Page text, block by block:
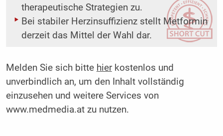
therapeutische Strategien zu.
Bei stabiler Herzinsuffizienz stellt Metformin
derzeit das Mittel der Wahl dar.
Melden Sie sich bitte hierkostenlos und
unverbindlich an, um den Inhalt vollständig
einzusehen und weitere Services von
www.medmedia.at zu nutzen.